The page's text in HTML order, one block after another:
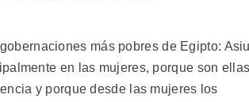
más pobres de Egipto:
en las mujeres, porque son
y porque desde las mujeres los